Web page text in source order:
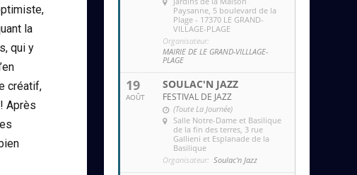
la
qui y
créatif,
Après
Paysanne , 5 boulevard de la
Plage - 17370 LE GRAND-
VILLAGE-PLAGE
Organisateur:
MAIRIE DE LE GRAND-VILLLAGE-
PLAGE
19
AOÛT
SOULAC'N JAZZ
FESTIVAL DE JAZZ
(Toute La Journée)
Salle Notre-Dame et Basilique
de la fin des terres , 3 rue
Gallieni et Esplanade de la
Basilique
Organisateur: Soulac'n Jazz